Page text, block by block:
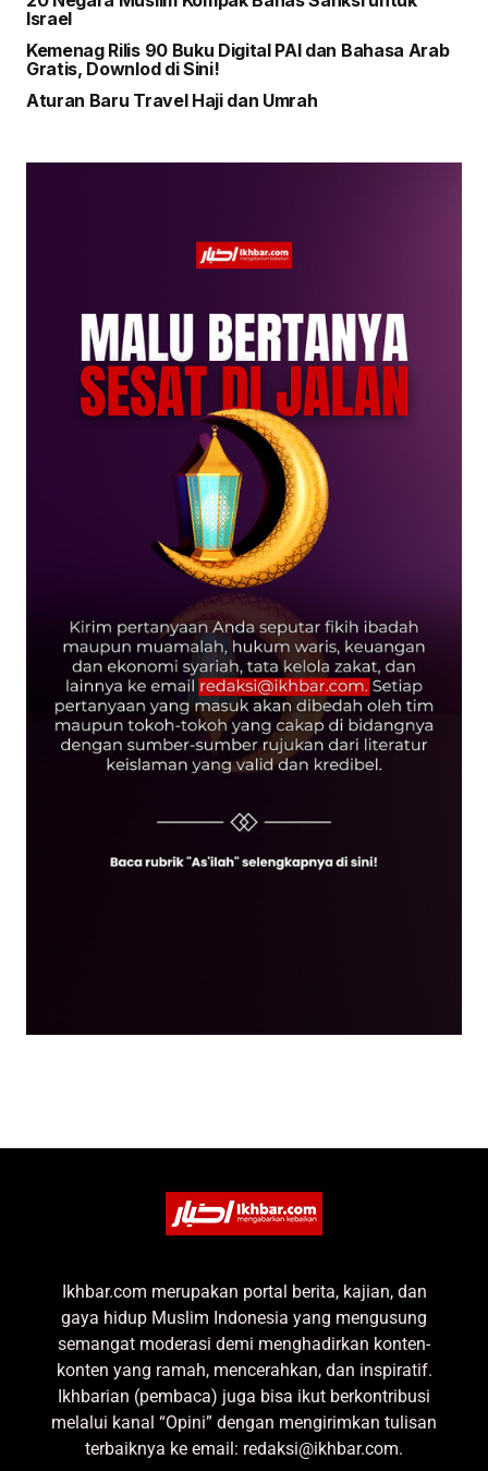
Israel
Kemenag Rilis 90 Buku Digital PAI dan Bahasa Arab
Gratis, Downlod di Sini!
Aturan Baru Travel Haji dan Umrah
Ikhbar.com merupakan portal berita, kajian, dan
gaya hidup Muslim Indonesia yang mengusung
semangat moderasi demi menghadirkan konten-
konten yang ramah, mencerahkan, dan inspiratif.
Ikhbarian (pembaca) juga bisa ikut berkontribusi
melalui kanal “Opini” dengan mengirimkan tulisan
terbaiknya ke email: redaksi@ikhbar.com.